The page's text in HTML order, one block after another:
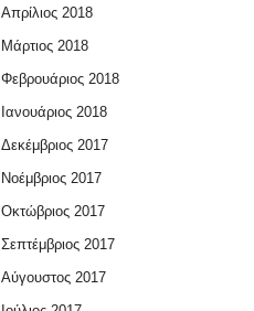
Απρίλιος 2018
Μάρτιος 2018
Φεβρουάριος 2018
Ιανουάριος 2018
Δεκέμβριος 2017
Νοέμβριος 2017
Οκτώβριος 2017
Σεπτέμβριος 2017
Αύγουστος 2017